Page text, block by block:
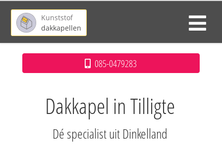
Kunststof
dakkapellen
085-0479283
Dakkapel in Tilligte
Dé specialist uit Dinkelland